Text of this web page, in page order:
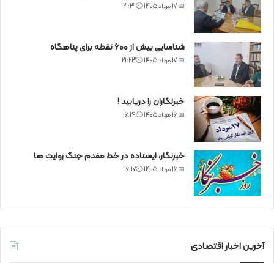
📅 17 مرداد 1405 🕙21:31
شناسایی بیش از ۶۰۰ نقطه برای پناهگاه
📅 17 مرداد 1405 🕙21:23
خبرنگاران را دریابید !
📅 16 مرداد 1405 🕙16:29
خبرنگار، ایستاده در خط مقدم جنگ روایت ها
📅 16 مرداد 1405 🕙16:17
آخرین اخبار اقتصادی